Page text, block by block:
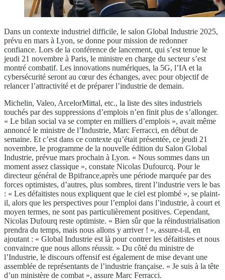
Dans un contexte industriel difficile, le salon Global Industrie 2025,
prévu en mars à Lyon, se donne pour mission de redonner
confiance. Lors de la conférence de lancement, qui s’est tenue le
jeudi 21 novembre à Paris, le ministre en charge du secteur s’est
montré combatif. Les innovations numériques, la 5G, l’IA et la
cybersécurité seront au cœur des échanges, avec pour objectif de
relancer l’attractivité et de préparer l’industrie de demain.
Michelin, Valeo, ArcelorMittal, etc., la liste des sites industriels
touchés par des suppressions d’emplois n’en finit plus de s’allonger.
« Le bilan social va se compter en milliers d’emplois », avait même
annoncé le ministre de l’Industrie, Marc Ferracci, en début de
semaine. Et c’est dans ce contexte qu’était présentée, ce jeudi 21
novembre, le programme de la nouvelle édition du Salon Global
Industrie, prévue mars prochain à Lyon. « Nous sommes dans un
moment assez classique », constate Nicolas Dufourcq. Pour le
directeur général de Bpifrance,après une période marquée par des
forces optimistes, d’autres, plus sombres, tirent l’industrie vers le bas
: « Les défaitistes nous expliquent que le ciel est plombé », se plaint-
il, alors que les perspectives pour l’emploi dans l’industrie, à court et
moyen termes, ne sont pas particulièrement positives. Cependant,
Nicolas Dufourq reste optimiste. « Bien sûr que la réindustrialisation
prendra du temps, mais nous allons y arriver ! », assure-t-il, en
ajoutant : « Global Industrie est là pour contrer les défaitistes et nous
convaincre que nous allons réussir. » Du côté du ministre de
l’Industrie, le discours offensif est également de mise devant une
assemblée de représentants de l’industrie française. « Je suis à la tête
d’un ministère de combat », assure Marc Ferracci.